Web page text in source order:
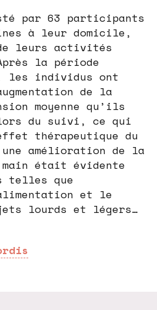
par 63 participants
à leur domicile,
leurs activités
la période
les individus ont
de la
moyenne qu’ils
du suivi, ce qui
thérapeutique du
amélioration de la
était évidente
telles que
et le
lourds et légers…